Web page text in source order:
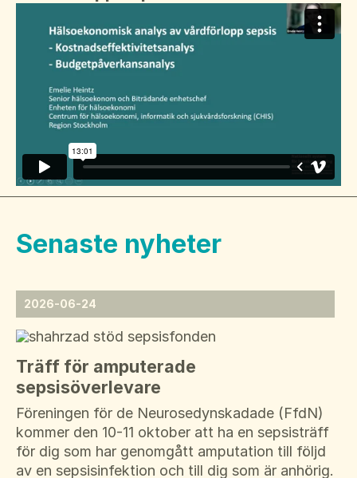
Senaste nyheter
2026-06-24
Träff för amputerade
sepsisöverlevare
Föreningen för de Neurosedynskadade (FfdN)
kommer den 10-11 oktober att ha en sepsisträff
för dig som har genomgått amputation till följd
av en sepsisinfektion och till dig som är anhörig.